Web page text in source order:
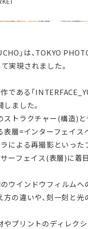
」は、TOKYO
実現されました。
である「
ました。
ストラクチャー(構造)
層=インターフェイ
による再撮影といっ
ーフェイス(表層)に着
ウインドウフィルムへ
の違いや、刻一刻と
プリントのディレク